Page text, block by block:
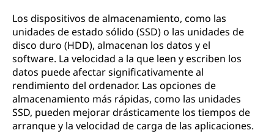
Los dispositivos de almacenamiento, como las
unidades de estado sólido (SSD) o las unidades de
disco duro (HDD), almacenan los datos y el
software. La velocidad a la que leen y escriben los
datos puede afectar significativamente al
rendimiento del ordenador. Las opciones de
almacenamiento más rápidas, como las unidades
SSD, pueden mejorar drásticamente los tiempos de
arranque y la velocidad de carga de las aplicaciones.